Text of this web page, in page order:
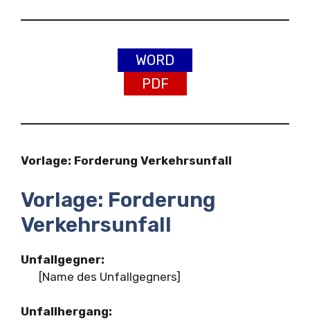
WORD
PDF
Vorlage: Forderung Verkehrsunfall
Vorlage: Forderung
Verkehrsunfall
Unfallgegner:
[Name des Unfallgegners]
Unfallhergang: